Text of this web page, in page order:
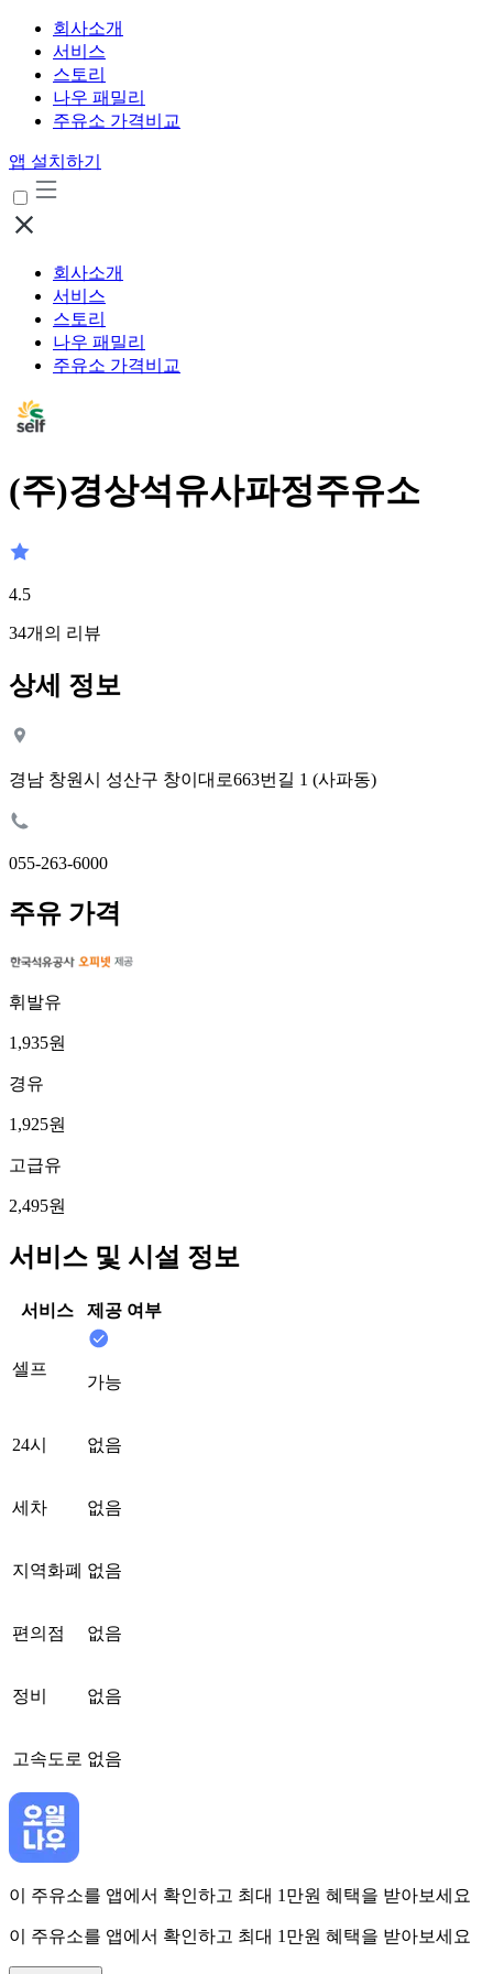
회사소개
서비스
스토리
나우 패밀리
주유소 가격비교
앱 설치하기
회사소개
서비스
스토리
나우 패밀리
주유소 가격비교
(주)경상석유사파정주유소
4.5
34개의 리뷰
상세 정보
경남 창원시 성산구 창이대로663번길 1 (사파동)
055-263-6000
주유 가격
휘발유
1,935원
경유
1,925원
고급유
2,495원
서비스 및 시설 정보
서비스 제공 여부
셀프
가능
24시 없음
세차 없음
지역화폐 없음
편의점 없음
정비 없음
고속도로 없음
이 주유소를 앱에서 확인하고 최대 1만원 혜택을 받아보세요
이 주유소를 앱에서 확인하고 최대 1만원 혜택을 받아보세요